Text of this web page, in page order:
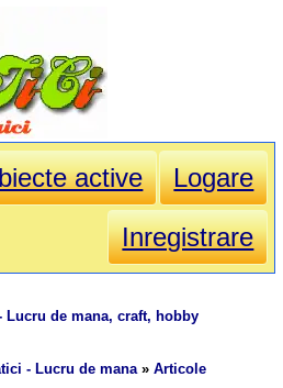
active
Logare
Inregistrare
Lucru de mana, craft, hobby
- Lucru de mana»Articole